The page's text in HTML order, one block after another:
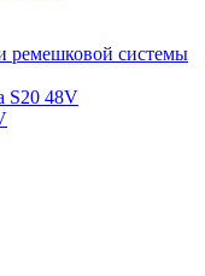
ремешковой системы
S20 48V